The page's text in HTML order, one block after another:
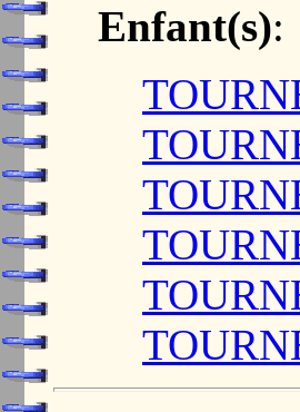
Enfant(s):